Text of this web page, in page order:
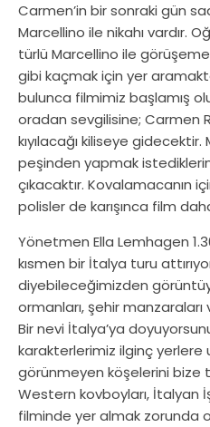
Carmen’in bir sonraki gün
Marcellino ile nikahı vardır.
türlü Marcellino ile
gibi kaçmak için yer
bulunca filmimiz başlamış
oradan sevgilisine; Carmen
kıyılacağı kiliseye
peşinden yapmak
çıkacaktır. Kovalamacanın
polisler de karışınca film
Yönetmen Ella Lemhagen
kısmen bir İtalya turu
diyebileceğimizden
ormanları, şehir
Bir nevi İtalya’ya
karakterlerimiz ilginç yerlere
görünmeyen köşelerini bize
Western kovboyları, İtalyan
filminde yer almak zorunda